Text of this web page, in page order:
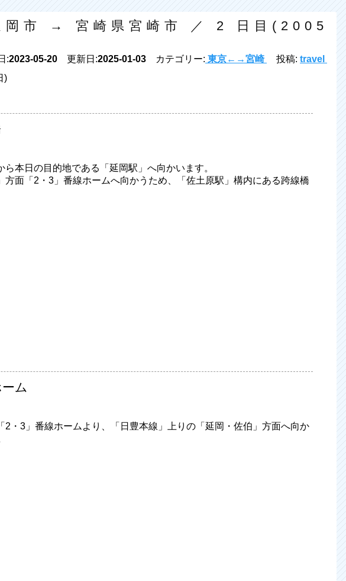
岡市 → 宮崎県宮崎市 ／ 2 日目(2005
:2023-05-20 更新日:2025-01-03 カテゴリー: 東京←→宮崎 投稿: travel
)
本日の目的地である「延岡駅」へ向かいます。
面「2・3」番線ホームへ向かうため、「佐土原駅」構内にある跨線橋
ム
・3」番線ホームより、「日豊本線」上りの「延岡・佐伯」方面へ向か